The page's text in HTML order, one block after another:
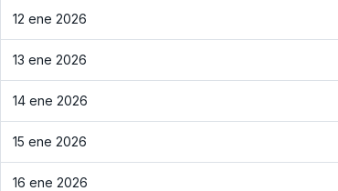
12 ene 2026
13 ene 2026
14 ene 2026
15 ene 2026
16 ene 2026